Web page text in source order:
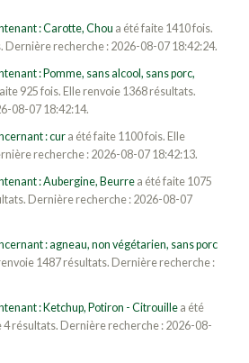
: Carotte, Chou a été faite 1410 fois.
Dernière recherche : 2026-08-07 18:42:24.
: Pomme, sans alcool, sans porc,
925 fois. Elle renvoie 1368 résultats.
08-07 18:42:14.
: cura été faite 1100 fois. Elle
recherche : 2026-08-07 18:42:13.
: Aubergine, Beurrea été faite 1075
Dernière recherche : 2026-08-07
: agneau, non végétarien, sans porc
1487 résultats. Dernière recherche :
: Ketchup, Potiron - Citrouillea été
4 résultats. Dernière recherche : 2026-08-